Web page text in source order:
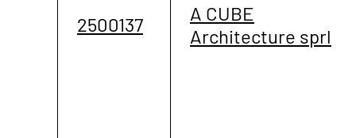
2500137
A CUBE
Architecture sprl